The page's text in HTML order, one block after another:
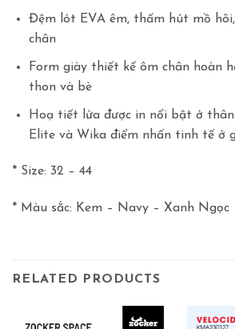
Đệm lót EVA êm, thấm hút mồ
chân
Form giày thiết kế ôm chân hoàn
thon và bè
Hoạ tiết lửa được in nổi bật ở
Elite và Wika điểm nhấn tinh tế ở
* Size: 32 – 44
* Màu sắc: Kem – Navy – Xanh Ngọc
RELATED PRODUCTS